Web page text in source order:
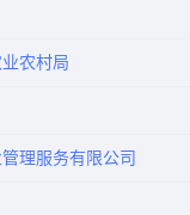
农村局
理服务有限公司